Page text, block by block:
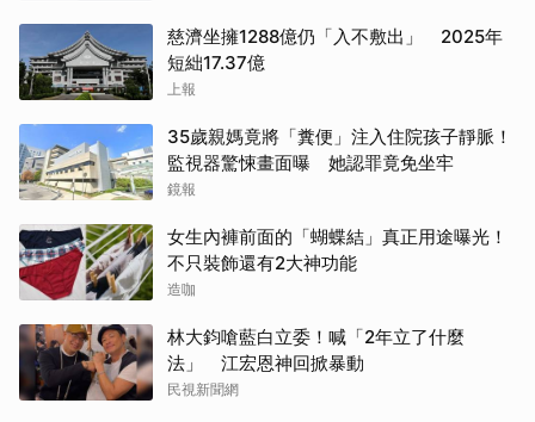
慈濟坐擁1288億仍「入不敷出」 2025年
短絀17.37億
上報
35歲親媽竟將「糞便」注入住院孩子靜脈！
監視器驚悚畫面曝 她認罪竟免坐牢
鏡報
女生內褲前面的「蝴蝶結」真正用途曝光！
不只裝飾還有2大神功能
造咖
林大鈞嗆藍白立委！喊「2年立了什麼
法」 江宏恩神回掀暴動
民視新聞網